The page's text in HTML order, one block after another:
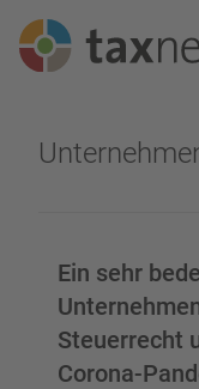
Seminare
Ein sehr
Steuerrecht
Corona-